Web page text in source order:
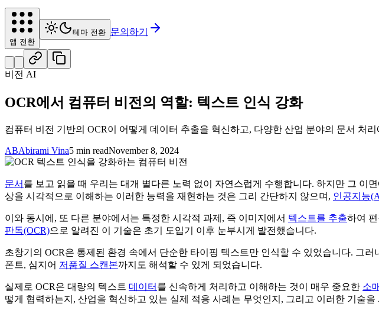
앱 전환
테마 전환 문의하기
비전 AI
OCR에서 컴퓨터 비전의 역할: 텍스트 인식 강화
컴퓨터 비전 기반의 OCR이 어떻게 데이터 추출을 혁신하고, 다양한 산업 분야의 문서 처
ABAbirami Vina5 min readNovember 8, 2024
문서 를 보고 읽을 때 우리는 대개 별다른 노력 없이 자연스럽게 수행합니다. 하지만 그 이
상을 시각적으로 이해하는 이러한 능력을 재현하는 것은 그리 간단하지 않으며, 인공지능
이와 동시에, 또 다른 분야에서는 특정한 시각적 과제, 즉 이미지에서 텍스트를 추출하여
판독(OCR)으로 알려진 이 기술은 초기 도입기 이후 눈부시게 발전했습니다.
초창기의 OCR은 통제된 환경 속에서 단순한 타이핑 텍스트만 인식할 수 있었습니다. 그러
폰트, 심지어 저품질 스캔본까지도 해석할 수 있게 되었습니다.
실제로 OCR은 대량의 텍스트 데이터 를 신속하게 처리하고 이해하는 것이 매우 중요한 소매
떻게 협력하는지, 산업을 혁신하고 있는 실제 적용 사례는 무엇인지, 그리고 이러한 기술